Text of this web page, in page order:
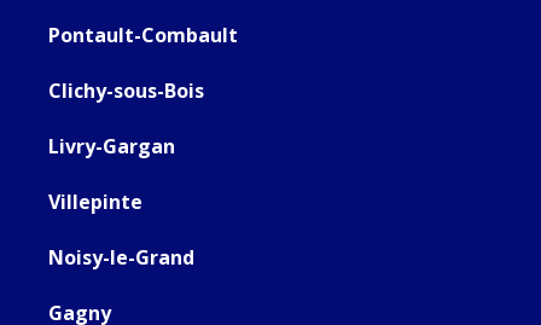
Pontault-Combault
Clichy-sous-Bois
Livry-Gargan
Villepinte
Noisy-le-Grand
Gagny